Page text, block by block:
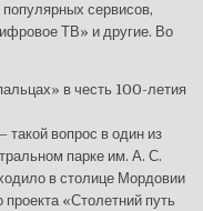
сервисов,
ТВ» и другие. Во
в честь 100-летия
такой вопрос в один из
парке им. А. С.
в столице Мордовии
«Столетний путь